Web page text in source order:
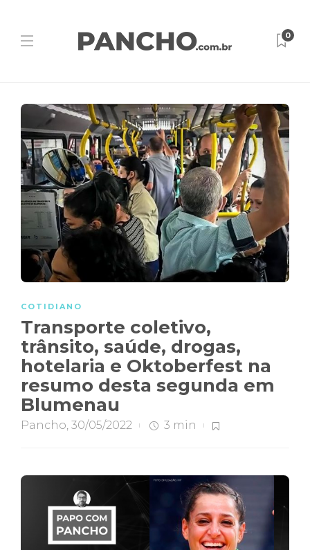
0
COTIDIANO
Transporte coletivo,
trânsito, saúde, drogas,
hotelaria e Oktoberfest na
resumo desta segunda em
Blumenau
Pancho, 30/05/2022 3 min